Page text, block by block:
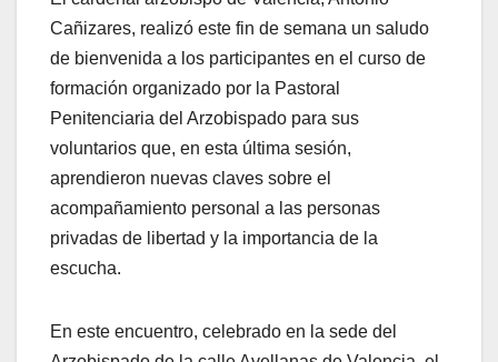
Cañizares, realizó este fin de semana un saludo
de bienvenida a los participantes en el curso de
formación organizado por la Pastoral
Penitenciaria del Arzobispado para sus
voluntarios que, en esta última sesión,
aprendieron nuevas claves sobre el
acompañamiento personal a las personas
privadas de libertad y la importancia de la
escucha.
En este encuentro, celebrado en la sede del